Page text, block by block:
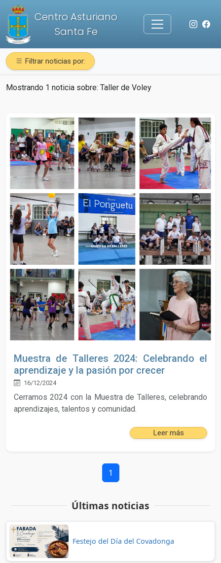
Centro Asturiano
Santa Fe
Filtrar noticias por:
Mostrando 1 noticia sobre: Taller de Voley
Muestra de Talleres 2024: Celebrando el
aprendizaje y la pasión por crecer
16/12/2024
Cerramos 2024 con la Muestra de Talleres, celebrando
aprendizajes, talentos y comunidad.
Leer más
1
Últimas noticias
Festejo del Día del Covadonga